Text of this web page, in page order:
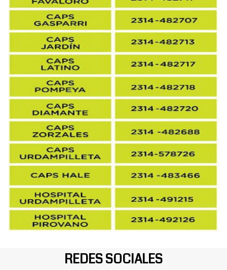
REDES SOCIALES